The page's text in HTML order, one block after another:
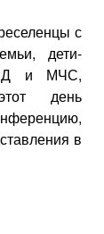
с
дети-
и МЧС,
день
в